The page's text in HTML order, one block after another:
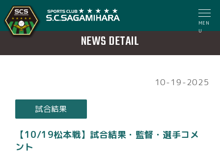
MEN
U
NEWS DETAIL
10-19-2025
試合結果
【10/19松本戦】試合結果・監督・選手コメ
ント